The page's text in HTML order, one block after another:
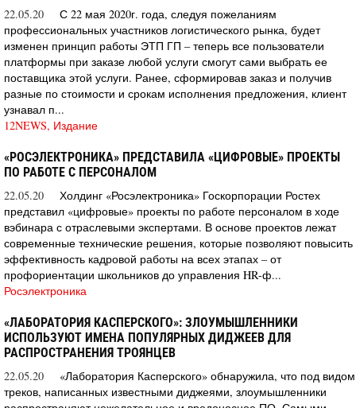
22.05.20
С 22 мая 2020г. года, следуя пожеланиям
профессиональных участников логистического рынка, будет
изменен принцип работы ЭТП ГП – теперь все пользователи
платформы при заказе любой услуги смогут сами выбрать ее
поставщика этой услуги. Ранее, сформировав заказ и получив
разные по стоимости и срокам исполнения предложения, клиент
узнавал п...
12NEWS, Издание
«РОСЭЛЕКТРОНИКА» ПРЕДСТАВИЛА «ЦИФРОВЫЕ» ПРОЕКТЫ
ПО РАБОТЕ С ПЕРСОНАЛОМ
22.05.20
Холдинг «Росэлектроника» Госкорпорации Ростех
представил «цифровые» проекты по работе персоналом в ходе
вэбинара с отраслевыми экспертами. В основе проектов лежат
современные технические решения, которые позволяют повысить
эффективность кадровой работы на всех этапах – от
профориентации школьников до управления HR-ф...
Росэлектроника
«ЛАБОРАТОРИЯ КАСПЕРСКОГО»: ЗЛОУМЫШЛЕННИКИ
ИСПОЛЬЗУЮТ ИМЕНА ПОПУЛЯРНЫХ ДИДЖЕЕВ ДЛЯ
РАСПРОСТРАНЕНИЯ ТРОЯНЦЕВ
22.05.20
«Лаборатория Касперского» обнаружила, что под видом
треков, написанных известными диджеями, злоумышленники